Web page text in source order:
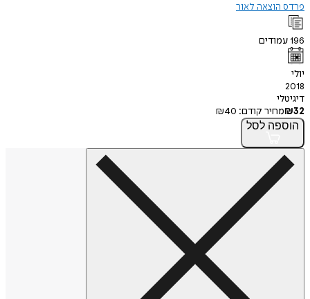
פרדס הוצאה לאור
196עמודים
יולי
2018
דיגיטלי
₪32 מחיר קודם: ₪40
הוספה לסל